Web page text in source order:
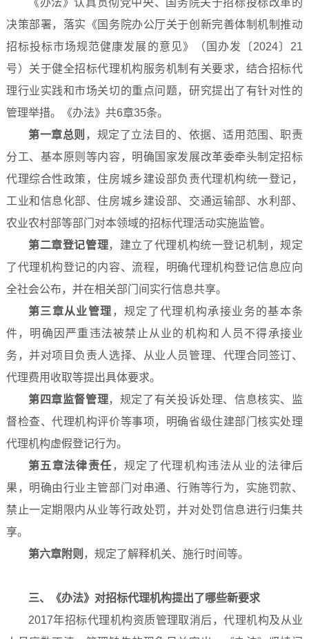
决策部署，落实《国务院办公厅关于创新完善体制机制推动
招标投标市场规范健康发展的意见》（国办发〔2024〕21
号）关于健全招标代理机构服务机制有关要求，结合招标代
理行业实践和市场关切的重点问题，研究提出了有针对性的
管理举措。《办法》共6章35条。
第一章总则 ，规定了立法目的、依据、适用范围、职责
分工、基本原则等内容，明确国家发展改革委牵头制定招标
代理综合性政策，住房城乡建设部负责代理机构统一登记，
工业和信息化部、住房城乡建设部、交通运输部、水利部、
农业农村部等部门对本领域的招标代理活动实施监管。
第二章登记管理，建立了代理机构统一登记机制，规定
了代理机构登记的内容、流程，明确代理机构登记信息应向
全社会公布，并在相关部门间实行信息共享。
第三章从业管理 ，规定了代理机构承接业务的基本条
件，明确因严重违法被禁止从业的机构和人员不得承接业
务，并对项目负责人选择、从业人员管理、代理合同签订、
代理费用收取等提出具体要求。
第四章监督管理，规定了有关投诉处理、信息核实、监
督检查、代理机构评价等事项，明确省级住建部门核实处理
代理机构虚假登记行为。
第五章法律责任 ，规定了代理机构违法从业的法律后
果，明确由行业主管部门对串通、行贿等行为，实施罚款、
禁止一定期限内从业等行政处罚，并对处罚信息进行归集共
享。
第六章附则 ，规定了解释机关、施行时间等。
三、《办法》对招标代理机构提出了哪些新要求
2017年招标代理机构资质管理取消后，代理机构及从业